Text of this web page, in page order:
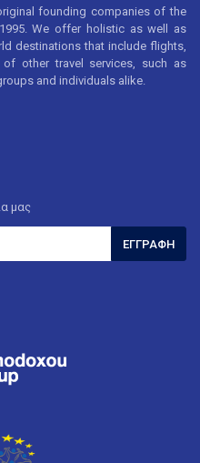
founding companies of the
We offer holistic as well as
destinations that include flights,
other travel services, such as
and individuals alike.
μας
ΕΓΓΡΑΦΉ